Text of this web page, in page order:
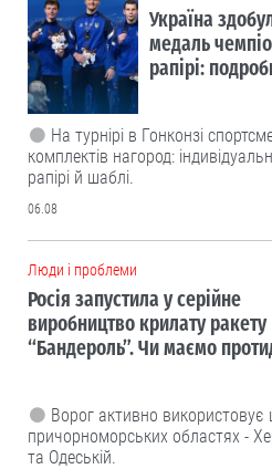
Україна
медаль
рапірі:
На турнірі в Гонконзі
комплектів нагород:
рапірі й шаблі.
06.08
Люди і проблеми
Росія запустила у серійне
виробництво крилату ракету
“Бандероль”. Чи маємо
Ворог активно
причорноморських областях -
та Одеській.